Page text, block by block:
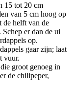
15 tot 20 cm
van 5 cm hoog op
de helft van de
er dan de ui
op.
gaar zijn; laat
vuur.
groot genoeg in
de chilipeper,